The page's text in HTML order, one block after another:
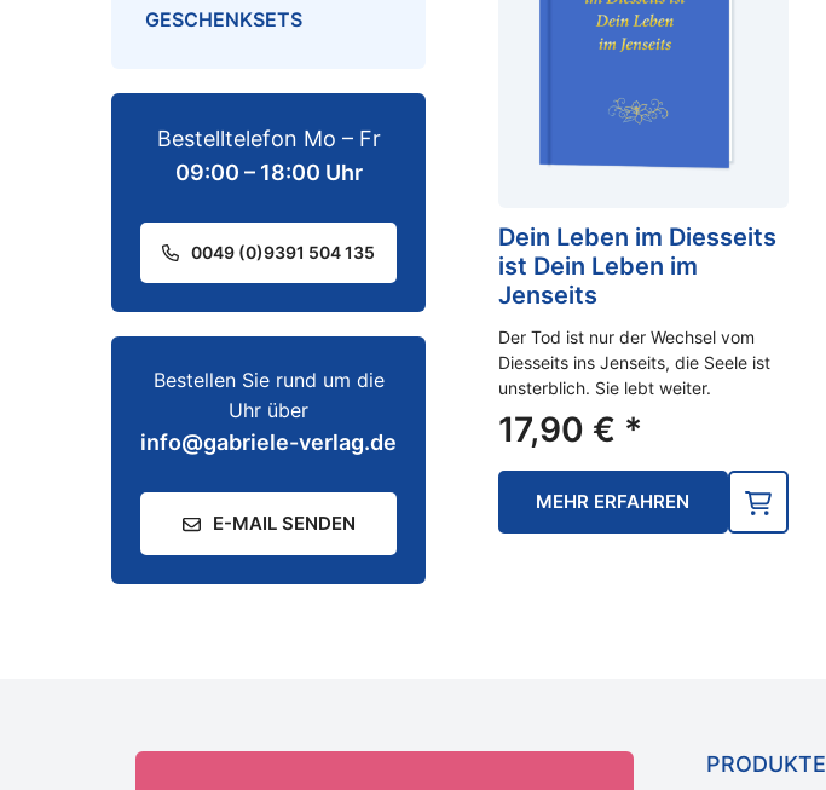
Dein Leben im Diesseits
ist Dein Leben im
Jenseits
Der Tod ist nur der Wechsel vom
Diesseits ins Jenseits, die Seele ist
unsterblich. Sie lebt weiter.
17,90 € *
MEHR ERFAHREN
GESCHENKSETS
Bestelltelefon Mo – Fr
09:00 – 18:00 Uhr
0049 (0)9391 504 135
Bestellen Sie rund um die
Uhr über
info@gabriele-verlag.de
E-MAIL SENDEN
PRODUKTE